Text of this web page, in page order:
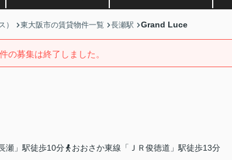
） 東大阪市の賃貸物件一覧 長瀬駅 Grand Luce
の募集は終了しました。
瀬」駅徒歩10分 おおさか東線「ＪＲ俊徳道」駅徒歩13分